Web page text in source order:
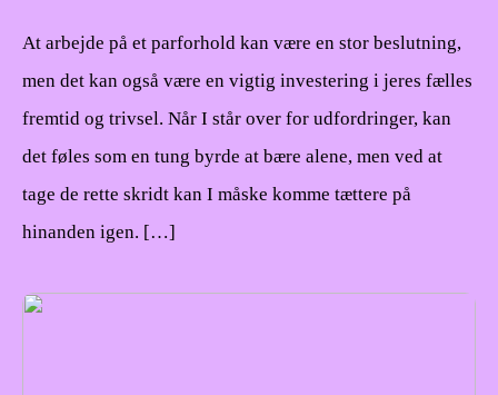
At arbejde på et parforhold kan være en stor beslutning,
men det kan også være en vigtig investering i jeres fælles
fremtid og trivsel. Når I står over for udfordringer, kan
det føles som en tung byrde at bære alene, men ved at
tage de rette skridt kan I måske komme tættere på
hinanden igen. […]